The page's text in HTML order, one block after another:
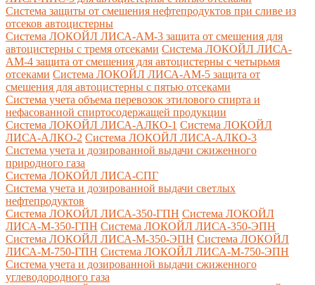
Система защиты от смешения нефтепродуктов при сливе из
отсеков автоцистерны
Система ЛОКОЙЛ ЛИСА-AM-3 защита от смешения для
автоцистерны с тремя отсеками Система ЛОКОЙЛ ЛИСА-
AM-4 защита от смешения для автоцистерны с четырьмя
отсеками Система ЛОКОЙЛ ЛИСА-AM-5 защита от
смешения для автоцистерны с пятью отсеками
Система учета объема перевозок этилового спирта и
нефасованной спиртосодержащей продукции
Система ЛОКОЙЛ ЛИСА-AЛКО-1 Система ЛОКОЙЛ
ЛИСА-АЛКО-2 Система ЛОКОЙЛ ЛИСА-АЛКО-3
Система учета и дозированной выдачи сжиженного
природного газа
Система ЛОКОЙЛ ЛИСА-СПГ
Система учета и дозированной выдачи светлых
нефтепродуктов
Система ЛОКОЙЛ ЛИСА-350-ГПН Система ЛОКОЙЛ
ЛИСА-М-350-ГПН Система ЛОКОЙЛ ЛИСА-350-ЭПН
Система ЛОКОЙЛ ЛИСА-М-350-ЭПН Система ЛОКОЙЛ
ЛИСА-М-750-ГПН Система ЛОКОЙЛ ЛИСА-М-750-ЭПН
Система учета и дозированной выдачи сжиженного
углеводородного газа